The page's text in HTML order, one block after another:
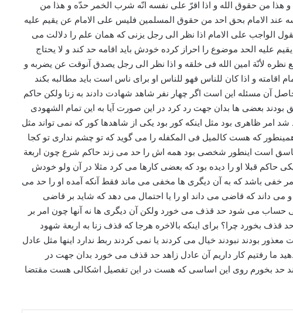
هذا من حقوق الله و اذا اقرّ علی نفسه انّه شرب الخمر حدّه و هذا من
الامام بحق احد من حقوق المسلمین فلیس علی الامام عن یقیم علیه
الواجب علی الامام اذا نظر الی رجل یزنی که همان علم را دلالت می
الحد موضوع را احراز کرده خودش باید اقامه حد کند و لا یحتاج
نظره لأنّة امین الله فی خلقه و اذا نظر الی رجل یصدق آنوقت عن یضربه و
و اذا کان للناس فهو للناس او برای ناس است باید مطالبه بکند
آن مسئله این است اگر چهار نفر شاهد شهادت دادند به زنا ولکن حاکم
بعضی ها بدان جهت رد کرد در این صورت آیا به این تمام الشهودی
ظاهری بود مثل اینکه کور بود یکی از شاهدها کور که نمی تواند مثل
همینطور که هست کالمیل فی المکفله را می گوید که تو چشم نداری تو کجا
فاسق است اینطور شخصی بود همه اش را حد می زند حاکم شرع چون اربعة
حاکم قبلا او را دیده بود که بعضی کارها می کرد مثلا در آن ولو خودش
خفی باشد که به آن دیگری ها مخفی می ماند فقط آنکه آمده او را حد می
داند که قاضی می داند او را یا احتمال می دهد که شاید بر قاضی
می شود حد قذف می خورد ولکن آن دیگری ها نه آنها چون امر بر
بخورد چرا؟ برای اینکه بالاخره هرجا که قذف زنا به اربعة شهود
بودند نبودند خیال می کردند یا نمی کردند ربط ندارد اینها مثل عادل
ما رفتیم کار داریم آن عادل زاهد حد قذف می خورد بدان جهت در
حد بخورم روی این اساسی که هست در این تفصیل اشکالی هست مقتضا